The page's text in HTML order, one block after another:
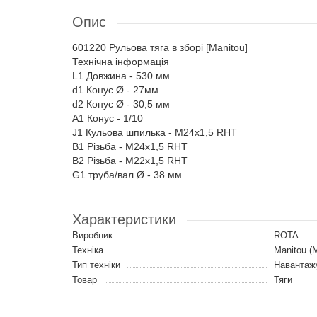
Опис
601220 Рульова тяга в зборі [Manitou]
Технічна інформація
L1 Довжина - 530 мм
d1 Конус Ø - 27мм
d2 Конус Ø - 30,5 мм
A1 Конус - 1/10
J1 Кульова шпилька - M24x1,5 RHT
B1 Різьба - M24x1,5 RHT
B2 Різьба - M22x1,5 RHT
G1 труба/вал Ø - 38 мм
Характеристики
Виробник
ROTA
Техніка
Manitou
Тип техніки
Товар
Тяги